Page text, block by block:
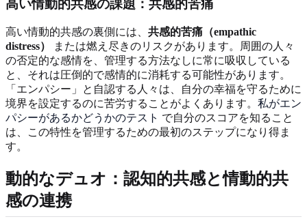
高い情動的共感の課題：共感的苦痛
高い情動的共感の裏側には、 共感的苦痛（empathic
distress）
または燃え尽きのリスクがあります。周囲の人々
の否定的な感情を、管理する方法なしに常に吸収している
と、それは圧倒的で感情的に消耗する可能性があります。
「エンパシー」と自認する人々は、自分の幸福を守るために
境界を設定するのに苦労することがよくあります。 私がエン
パシーがあるかどうかのテスト で自分のスコアを知ること
は、この特性を管理するための最初のステップになり得ま
す。
動的なデュオ：認知的共感と情動的共
感の連携